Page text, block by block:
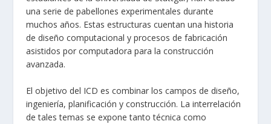
una serie de pabellones experimentales durante
muchos años. Estas estructuras cuentan una historia
de diseño computacional y procesos de fabricación
asistidos por computadora para la construcción
avanzada.
El objetivo del ICD es combinar los campos de diseño,
ingeniería, planificación y construcción. La interrelación
de tales temas se expone tanto técnica como